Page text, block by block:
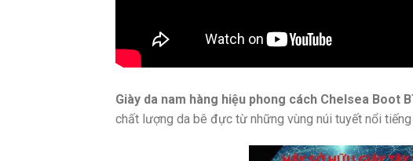
Giày da nam hàng hiệu phong cách Chelsea Boot
chất lượng da bê đực từ những vùng núi tuyết nổi tiếng